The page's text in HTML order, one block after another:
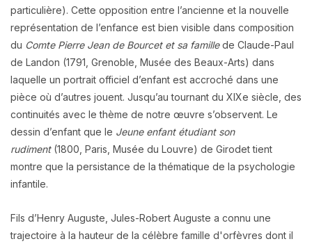
particulière). Cette opposition entre l’ancienne et la nouvelle
représentation de l’enfance est bien visible dans composition
du Comte Pierre Jean de Bourcet et sa famillede Claude-Paul
de Landon (1791, Grenoble, Musée des Beaux-Arts) dans
laquelle un portrait officiel d’enfant est accroché dans une
pièce où d’autres jouent. Jusqu’au tournant du XIXe siècle, des
continuités avec le thème de notre œuvre s’observent. Le
dessin d’enfant que le Jeune enfant étudiant son
rudiment (1800, Paris, Musée du Louvre) de Girodet tient
montre que la persistance de la thématique de la psychologie
infantile.
Fils d’Henry Auguste, Jules-Robert Auguste a connu une
trajectoire à la hauteur de la célèbre famille d'orfèvres dont il